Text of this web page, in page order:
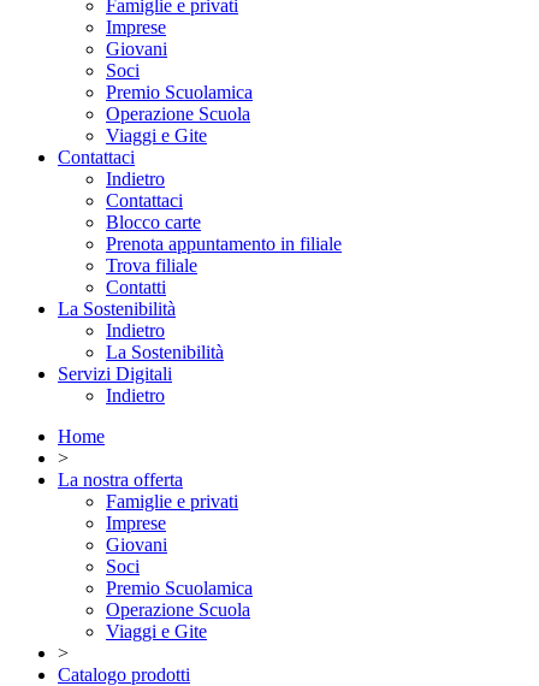
Famiglie e privati
Imprese
Giovani
Soci
Premio Scuolamica
Operazione Scuola
Viaggi e Gite
Contattaci
Indietro
Contattaci
Blocco carte
Prenota appuntamento in filiale
Trova filiale
Contatti
La Sostenibilità
Indietro
La Sostenibilità
Servizi Digitali
Indietro
Home
>
La nostra offerta
Famiglie e privati
Imprese
Giovani
Soci
Premio Scuolamica
Operazione Scuola
Viaggi e Gite
>
Catalogo prodotti